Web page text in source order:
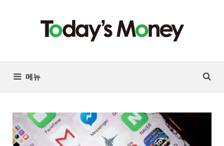
기
메뉴